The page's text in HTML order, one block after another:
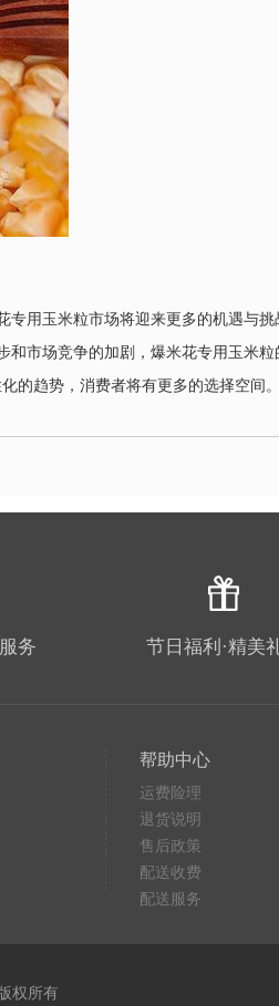
用玉米粒市场将迎来更多的机遇与
市场竞争的加剧，爆米花专用玉米
的趋势，消费者将有更多的选择空间
务 节日福利·精美
帮助中心
运费险理
退货说明
售后政策
配送收费
配送服务
权所有